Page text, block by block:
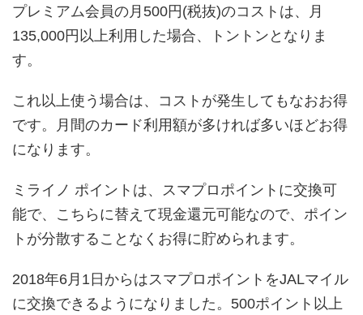
プレミアム会員の月500円(税抜)のコストは、月
135,000円以上利用した場合、トントンとなりま
す。
これ以上使う場合は、コストが発生してもなおお得
です。月間のカード利用額が多ければ多いほどお得
になります。
ミライノ ポイントは、スマプロポイントに交換可
能で、こちらに替えて現金還元可能なので、ポイン
トが分散することなくお得に貯められます。
2018年6月1日からはスマプロポイントをJALマイル
に交換できるようになりました。500ポイント以上